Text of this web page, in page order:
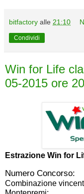
bitfactory alle 21:10
Condividi
Win for Life
05-2015 ore
Estrazione Win for
Numero Concorso:
Combinazione